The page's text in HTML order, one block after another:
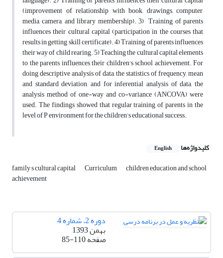
(improvement of relationship with book, drawings, computer,
media, camera, and library membership). 3) Training of parents
influences their cultural capital (participation in the courses that
results in getting skill certificate). 4) Training of parents influences
their way of child rearing. 5) Teaching the cultural capital elements
to the parents influences their children's school achievement. For
doing descriptive analysis of data, the statistics of frequency, mean
and standard deviation, and for inferential analysis of data, the
analysis method of one-way and co-variance (ANCOVA) were
used. The findings showed that regular training of parents in the
level of P environment for the children's educational success.
کلیدواژه‌ها English
family s cultural capital Curriculum children education and school
achievement
دوره 2، شماره 4
بهمن 1393
صفحه85-110